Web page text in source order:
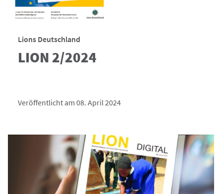
Lions Deutschland
LION 2/2024
Veröffentlicht am 08. April 2024